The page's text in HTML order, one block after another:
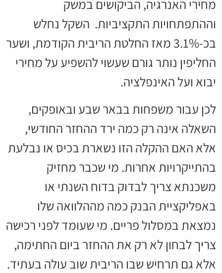
מחירי האנרגיה, הביקושים במשק
וההתפתחויות התקציביות. השקל נחלש
בכ-3.1% מאז החלטת הריבית הקודמת, ושער
החליפין נותר גורם שעשוי להשפיע על מחירי
יבוא ועל האינפלציה.
לכן עבור משפחות בבאר שבע ובאופקים,
השאלה אינה רק כמה ירד ההחזר החודשי,
אלא האם ההקלה הזו נשארת בכיס או נבלעת
בהתייקרויות אחרות. מי שכבר מחזיק
משכנתא צריך לבדוק בדוח השנתי או
באפליקציית הבנק כמה מההלוואה שלו
נמצאת במסלול פריים. מי שעומד לפני רכישה
צריך לבחון לא רק את ההחזר ביום החתימה,
אלא גם תרחיש שבו הריבית שוב עולה בעתיד.